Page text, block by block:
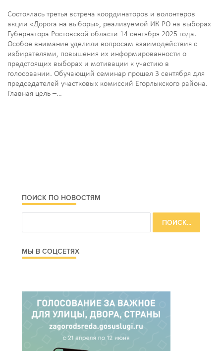
Состоялась третья встреча координаторов и волонтеров
акции «Дорога на выборы», реализуемой ИК РО на выборах
Губернатора Ростовской области 14 сентября 2025 года.
Особое внимание уделили вопросам взаимодействия с
избирателями, повышения их информированности о
предстоящих выборах и мотивации к участию в
голосовании. Обучающий семинар прошел 3 сентября для
председателей участковых комиссий Егорлыкского района.
Главная цель –…
ПОИСК ПО НОВОСТЯМ
МЫ В СОЦСЕТЯХ